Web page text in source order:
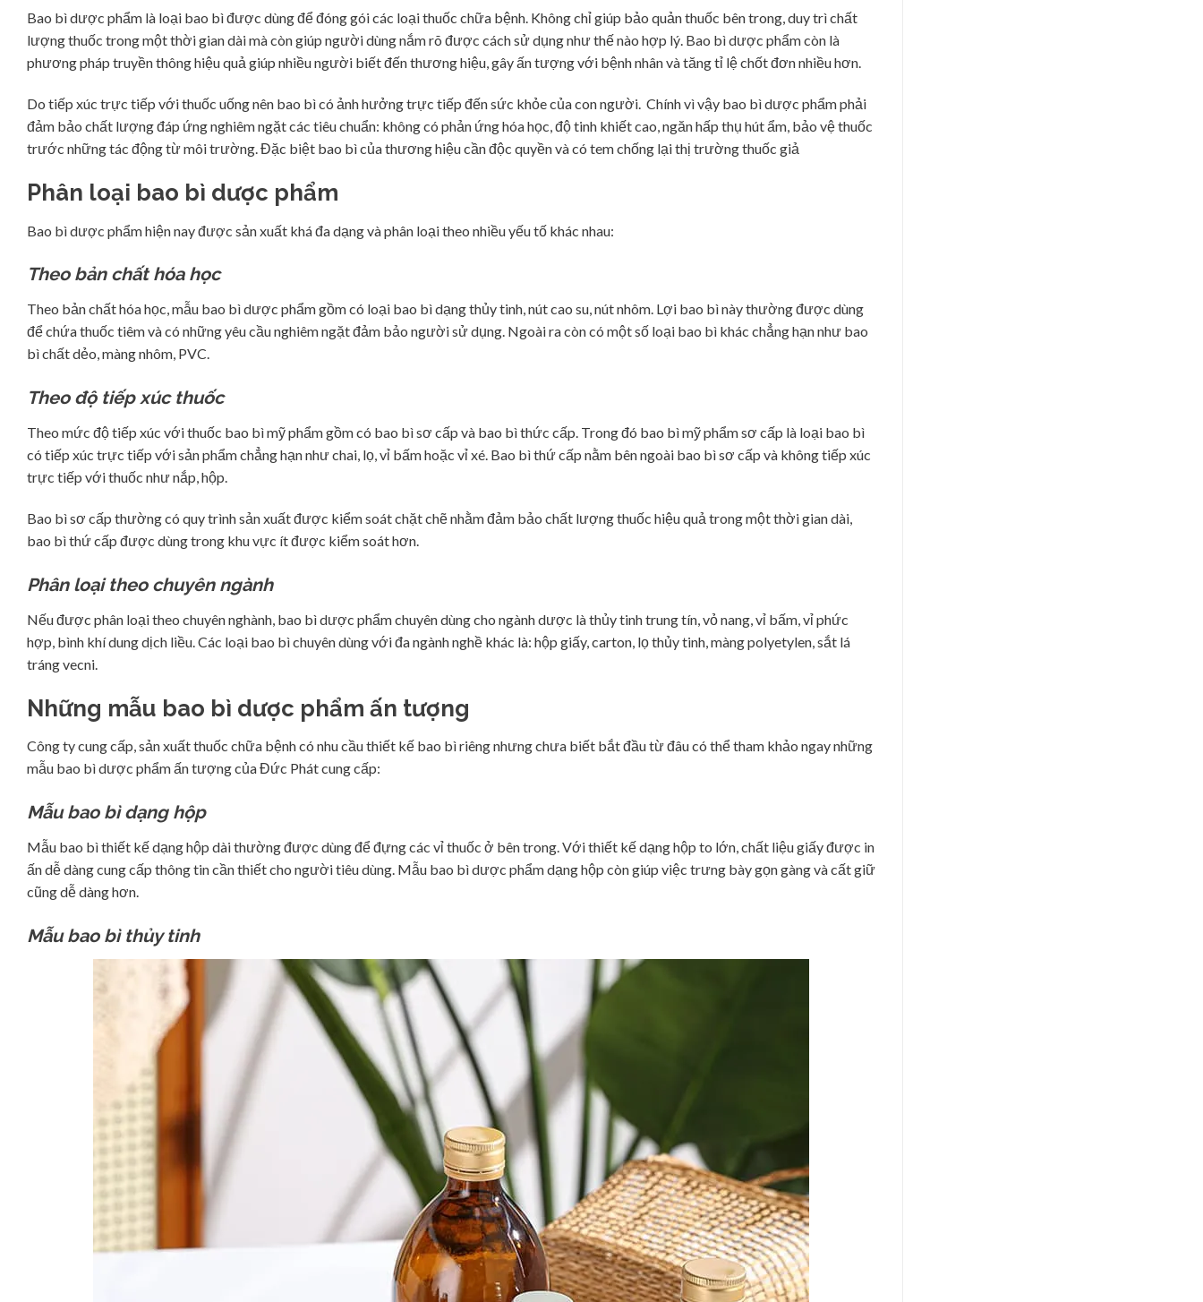
Bao bì dược phẩm là loại bao bì được dùng để đóng gói các loại thuốc chữa bệnh. Không chỉ giúp bảo quản thuốc bên trong, duy trì chất
lượng thuốc trong một thời gian dài mà còn giúp người dùng nắm rõ được cách sử dụng như thế nào hợp lý. Bao bì dược phẩm còn là
phương pháp truyền thông hiệu quả giúp nhiều người biết đến thương hiệu, gây ấn tượng với bệnh nhân và tăng tỉ lệ chốt đơn nhiều hơn.
Do tiếp xúc trực tiếp với thuốc uống nên bao bì có ảnh hưởng trực tiếp đến sức khỏe của con người. Chính vì vậy bao bì dược phẩm phải
đảm bảo chất lượng đáp ứng nghiêm ngặt các tiêu chuẩn: không có phản ứng hóa học, độ tinh khiết cao, ngăn hấp thụ hút ẩm, bảo vệ thuốc
trước những tác động từ môi trường. Đặc biệt bao bì của thương hiệu cần độc quyền và có tem chống lại thị trường thuốc giả
Phân loại bao bì dược phẩm
Bao bì dược phẩm hiện nay được sản xuất khá đa dạng và phân loại theo nhiều yếu tố khác nhau:
Theo bản chất hóa học
Theo bản chất hóa học, mẫu bao bì dược phẩm gồm có loại bao bì dạng thủy tinh, nút cao su, nút nhôm. Lợi bao bì này thường được dùng
để chứa thuốc tiêm và có những yêu cầu nghiêm ngặt đảm bảo người sử dụng. Ngoài ra còn có một số loại bao bì khác chẳng hạn như bao
bì chất dẻo, màng nhôm, PVC.
Theo độ tiếp xúc thuốc
Theo mức độ tiếp xúc với thuốc bao bì mỹ phẩm gồm có bao bì sơ cấp và bao bì thức cấp. Trong đó bao bì mỹ phẩm sơ cấp là loại bao bì
có tiếp xúc trực tiếp với sản phẩm chẳng hạn như chai, lọ, vỉ bấm hoặc vỉ xé. Bao bì thứ cấp nằm bên ngoài bao bì sơ cấp và không tiếp xúc
trực tiếp với thuốc như nắp, hộp.
Bao bì sơ cấp thường có quy trình sản xuất được kiểm soát chặt chẽ nhằm đảm bảo chất lượng thuốc hiệu quả trong một thời gian dài,
bao bì thứ cấp được dùng trong khu vực ít được kiểm soát hơn.
Phân loại theo chuyên ngành
Nếu được phân loại theo chuyên nghành, bao bì dược phẩm chuyên dùng cho ngành dược là thủy tinh trung tín, vỏ nang, vỉ bấm, vỉ phức
hợp, bình khí dung dịch liều. Các loại bao bì chuyên dùng với đa ngành nghề khác là: hộp giấy, carton, lọ thủy tinh, màng polyetylen, sắt lá
tráng vecni.
Những mẫu bao bì dược phẩm ấn tượng
Công ty cung cấp, sản xuất thuốc chữa bệnh có nhu cầu thiết kế bao bì riêng nhưng chưa biết bắt đầu từ đâu có thể tham khảo ngay những
mẫu bao bì dược phẩm ấn tượng của Đức Phát cung cấp:
Mẫu bao bì dạng hộp
Mẫu bao bì thiết kế dạng hộp dài thường được dùng để đựng các vỉ thuốc ở bên trong. Với thiết kế dạng hộp to lớn, chất liệu giấy được in
ấn dễ dàng cung cấp thông tin cần thiết cho người tiêu dùng. Mẫu bao bì dược phẩm dạng hộp còn giúp việc trưng bày gọn gàng và cất giữ
cũng dễ dàng hơn.
Mẫu bao bì thủy tinh